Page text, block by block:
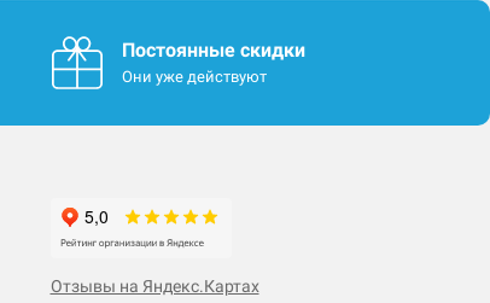
Постоянные скидки
Они уже действуют
Отзывы на Яндекс.Картах